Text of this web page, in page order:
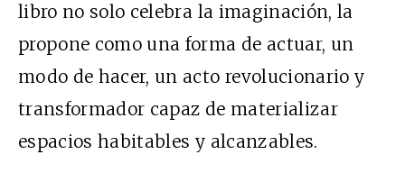
libro no solo celebra la imaginación, la
propone como una forma de actuar, un
modo de hacer, un acto revolucionario y
transformador capaz de materializar
espacios habitables y alcanzables.